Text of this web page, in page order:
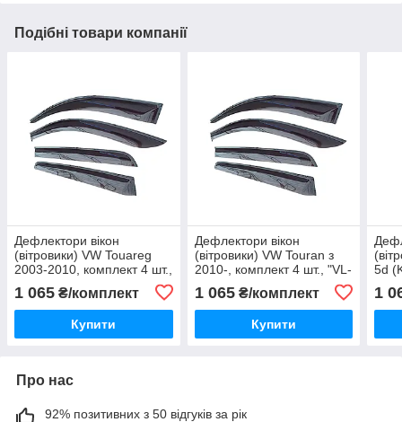
Подібні товари компанії
Дефлектори вікон
(вітровики) VW Touareg
2003-2010, комплект 4 шт.,
1 065 ₴/комплект
Купити
Дефлектори вікон
(вітровики) VW Touran з
2010-, комплект 4 шт., "VL-
1 065₴/комплект
Купити
5d
1
Про нас
92% позитивних з 50 відгуків за рік